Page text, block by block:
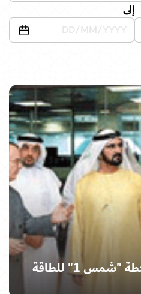
إلى
رئيس الدولة يدشن محطة "شمس 1" للطاقة